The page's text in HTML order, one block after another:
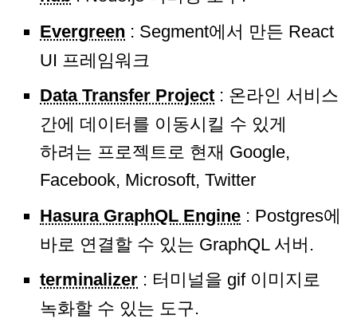
Evergreen : Segment에서 만든 React
UI 프레임워크
Data Transfer Project : 온라인 서비스
간에 데이터를 이동시킬 수 있게
하려는 프로젝트로 현재 Google,
Facebook, Microsoft, Twitter
Hasura GraphQL Engine : Postgres에
바로 연결할 수 있는 GraphQL 서버.
terminalizer : 터미널을 gif 이미지로
녹화할 수 있는 도구.